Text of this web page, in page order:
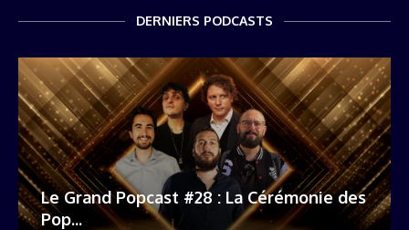
DERNIERS PODCASTS
Le Grand Popcast #28 : La Cérémonie des
Pop...